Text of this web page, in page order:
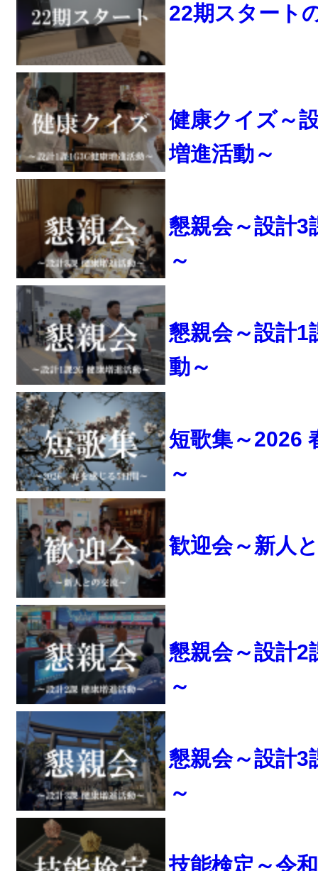
22期スタート
健康クイズ～
増進活動～
懇親会～設計3
～
懇親会～設計1
動～
短歌集～2026
～
歓迎会～新人
懇親会～設計2
～
懇親会～設計3
～
技能検定～令